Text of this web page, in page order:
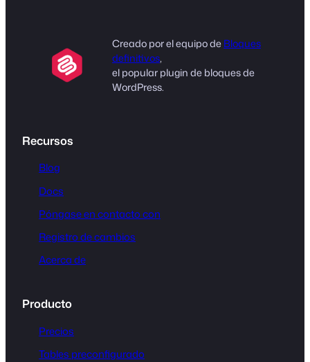
Creado por el equipo deBloques
definitivos,
el popular plugin de bloques de
WordPress.
Recursos
Blog
Docs
Póngase en contacto con
Registro de cambios
Acerca de
Producto
Precios
Tables preconfigurado